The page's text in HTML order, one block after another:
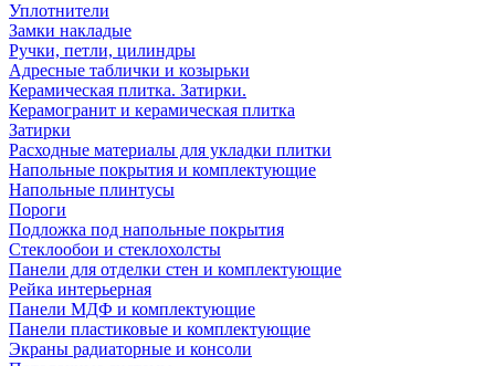
Уплотнители
Замки накладые
Ручки, петли, цилиндры
Адресные таблички и козырьки
Керамическая плитка. Затирки.
Керамогранит и керамическая плитка
Затирки
Расходные материалы для укладки плитки
Напольные покрытия и комплектующие
Напольные плинтусы
Пороги
Подложка под напольные покрытия
Стеклообои и стеклохолсты
Панели для отделки стен и комплектующие
Рейка интерьерная
Панели МДФ и комплектующие
Панели пластиковые и комплектующие
Экраны радиаторные и консоли